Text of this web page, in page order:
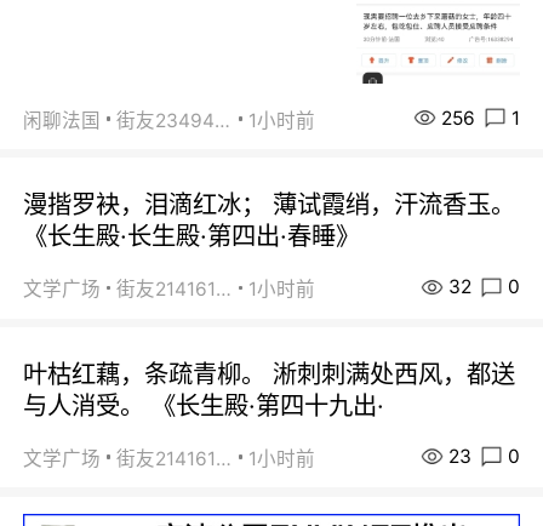
闲聊法国 街友23494008 1小时前 256 1
漫揩罗袂，泪滴红冰； 薄试霞绡，汗流香玉。
《长生殿·长生殿·第四出·春睡》
文学广场 街友21416156 1小时前 32 0
叶枯红藕，条疏青柳。 淅刺刺满处西风，都送
与人消受。 《长生殿·第四十九出·
文学广场 街友21416156 1小时前 23 0